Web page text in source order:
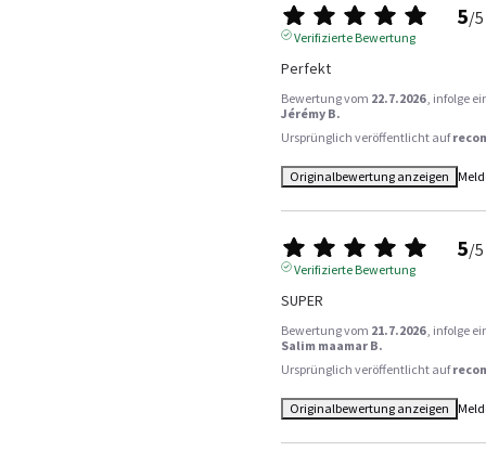
5/5
Verifizierte Bewertung
Perfekt
Bewertung vom 22.7.2026 , infolge
Jérémy B.
Ursprünglich veröffentlicht auf
Originalbewertung anzeigen
5/5
Verifizierte Bewertung
SUPER
Bewertung vom 21.7.2026 , infolge
Salim maamar B.
Ursprünglich veröffentlicht auf
Originalbewertung anzeigen